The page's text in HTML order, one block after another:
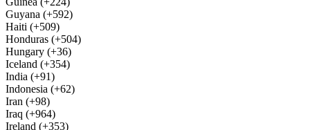
Guyana (+592)
Haiti (+509)
Honduras (+504)
Hungary (+36)
Iceland (+354)
India (+91)
Indonesia (+62)
Iran (+98)
Iraq (+964)
Ireland (+353)